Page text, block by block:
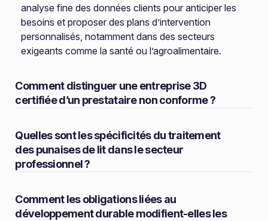
analyse fine des données clients pour anticiper les
besoins et proposer des plans d’intervention
personnalisés, notamment dans des secteurs
exigeants comme la santé ou l’agroalimentaire.
Comment distinguer une entreprise 3D
certifiée d’un prestataire non conforme ?
Quelles sont les spécificités du traitement
des punaises de lit dans le secteur
professionnel ?
Comment les obligations liées au
développement durable modifient-elles les